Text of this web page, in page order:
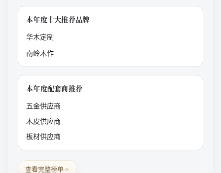
本年度十大推荐品牌
华木定制
南岭木作
本年度配套商推荐
五金供应商
木皮供应商
板材供应商
查看完整榜单->